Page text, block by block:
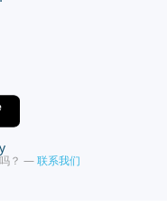
？ —联系我们